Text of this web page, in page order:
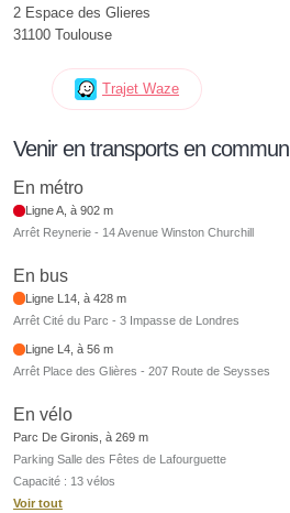
2 Espace des Glieres
31100 Toulouse
Trajet Waze
Venir en transports en commun
En métro
Ligne A, à 902 m
Arrêt Reynerie - 14 Avenue Winston Churchill
En bus
Ligne L14, à 428 m
Arrêt Cité du Parc - 3 Impasse de Londres
Ligne L4, à 56 m
Arrêt Place des Glières - 207 Route de Seysses
En vélo
Parc De Gironis, à 269 m
Parking Salle des Fêtes de Lafourguette
Capacité : 13 vélos
Voir tout